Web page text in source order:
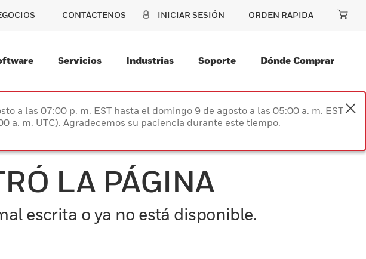
CONTÁCTENOS INICIAR SESIÓN ORDEN RÁPIDA
Servicios Industrias Soporte Dónde Comprar
a las 07:00 p. m. EST hasta el domingo 9 de agosto a las 05:00 a. m. EST
a. m. UTC). Agradecemos su paciencia durante este tiempo.
LA PÁGINA
escrita o ya no está disponible.